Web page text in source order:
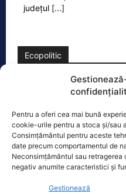
Pentru a oferi cea mai bună
cookie-urile pentru a stoca și/sau
Consimțământul pentru aceste
date precum comportamentul de
Neconsimțământul sau
negativ anumite caracteristici și
Gestionează
județul [...]
Ecopolitic
PNȚCD propune
canonizarea
„Se
425 de
Mihai